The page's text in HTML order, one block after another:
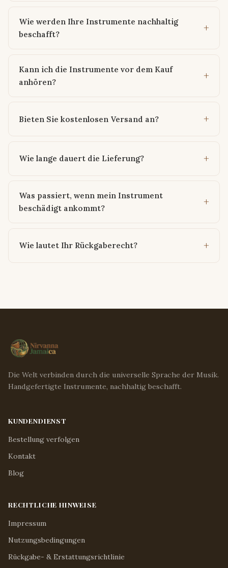
Wie werden Ihre Instrumente nachhaltig
beschafft?
Kann ich die Instrumente vor dem Kauf
anhören?
Bieten Sie kostenlosen Versand an?
Wie lange dauert die Lieferung?
Was passiert, wenn mein Instrument
beschädigt ankommt?
Wie lautet Ihr Rückgaberecht?
Die Welt verbinden durch die universelle Sprache der Musik.
Handgefertigte Instrumente, nachhaltig beschafft.
KUNDENDIENST
Bestellung verfolgen
Kontakt
Blog
RECHTLICHE HINWEISE
Impressum
Nutzungsbedingungen
Rückgabe- & Erstattungsrichtlinie